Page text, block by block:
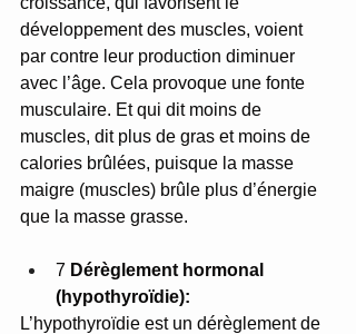
développement des muscles, voient
par contre leur production diminuer
avec l’âge. Cela provoque une fonte
musculaire. Et qui dit moins de
muscles, dit plus de gras et moins de
calories brûlées, puisque la masse
maigre (muscles) brûle plus d’énergie
que la masse grasse.
7 Dérèglement hormonal
(hypothyroïdie):
L’hypothyroïdie est un dérèglement de